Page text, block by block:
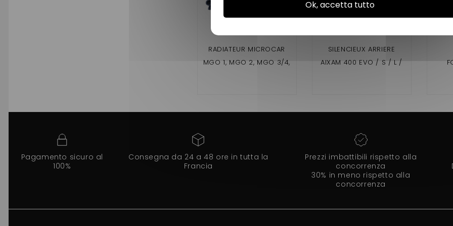
RADIATEUR MICROCAR
MGO 1, MGO 2, MGO 3/4,
SILENCIEUX ARRIERE
AIXAM 400 EVO / S / L /
Pagamento sicuro al
100%
Consegna da 24 a 48 ore in tutta la
Francia
Prezzi imbattibili rispetto alla
concorrenza
30% in meno rispetto alla
concorrenza
Ok, accetta tutto